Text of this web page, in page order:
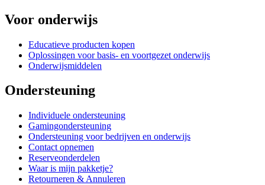
Voor onderwijs
Educatieve producten kopen
Oplossingen voor basis- en voortgezet onderwijs
Onderwijsmiddelen
Ondersteuning
Individuele ondersteuning
Gamingondersteuning
Ondersteuning voor bedrijven en onderwijs
Contact opnemen
Reserveonderdelen
Waar is mijn pakketje?
Retourneren & Annuleren